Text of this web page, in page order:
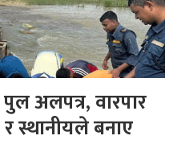
अलपत्र, वारपार
र स्थानीयले बनाए